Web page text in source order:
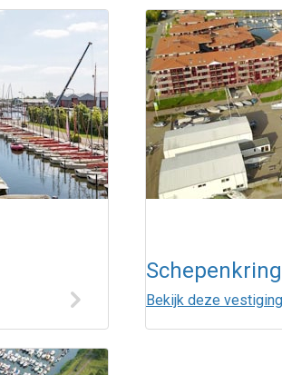
Bekijk deze vestiging